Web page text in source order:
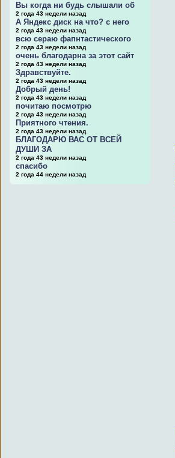
Вы когда ни будь слышали об
2 года 43 недели назад
А Яндекс диск на что? с него
2 года 43 недели назад
всю сераю фапнтастического
2 года 43 недели назад
очень благодарна за этот сайт
2 года 43 недели назад
Здравствуйте.
2 года 43 недели назад
Добрый день!
2 года 43 недели назад
почитаю посмотрю
2 года 43 недели назад
Приятного чтения.
2 года 43 недели назад
БЛАГОДАРЮ ВАС ОТ ВСЕЙ
ДУШИ ЗА
2 года 43 недели назад
спасибо
2 года 44 недели назад